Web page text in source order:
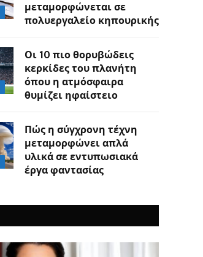
μεταμορφώνεται σε
πολυεργαλείο κηπουρικής
Οι 10 πιο θορυβώδεις
κερκίδες του πλανήτη
όπου η ατμόσφαιρα
θυμίζει ηφαίστειο
Πώς η σύγχρονη τέχνη
μεταμορφώνει απλά
υλικά σε εντυπωσιακά
έργα φαντασίας